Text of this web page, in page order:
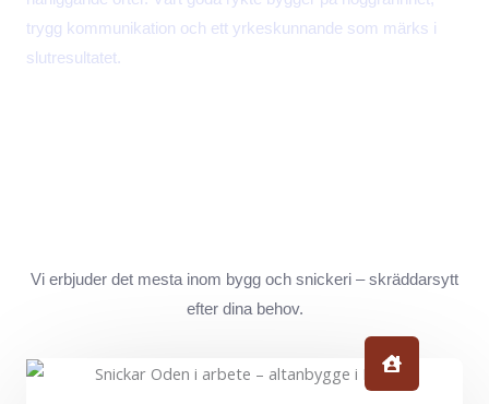
trygg kommunikation och ett yrkeskunnande som märks i
slutresultatet.
Vi erbjuder det mesta inom bygg och snickeri – skräddarsytt
efter dina behov.